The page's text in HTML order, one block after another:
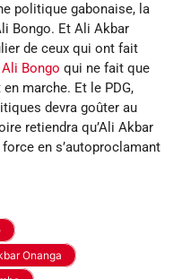
politique gabonaise, la
Bongo. Et Ali Akbar
de ceux qui ont fait
Ali Bongo qui ne fait que
marche. Et le PDG,
devra goûter au
retiendra qu’Ali Akbar
en s’autoproclamant
Onanga